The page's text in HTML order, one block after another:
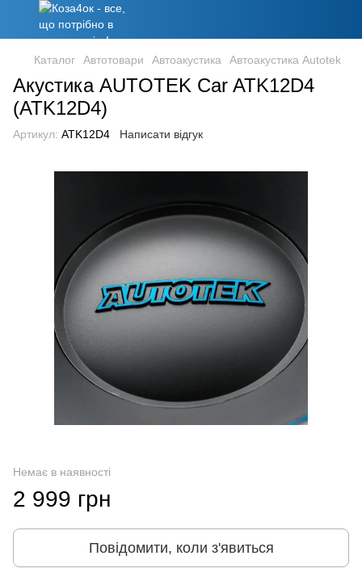
Каталог Автотовари Автоакустика Автоакустика Autotek
Акустика AUTOTEK Car ATK12D4
(ATK12D4)
Артикул: ATK12D4 Написати відгук
Немає в наявності
2 999 грн
Повідомити, коли з'явиться